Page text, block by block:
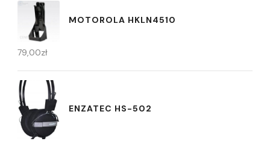
MOTOROLA HKLN4510
79,00zł
ENZATEC HS-502